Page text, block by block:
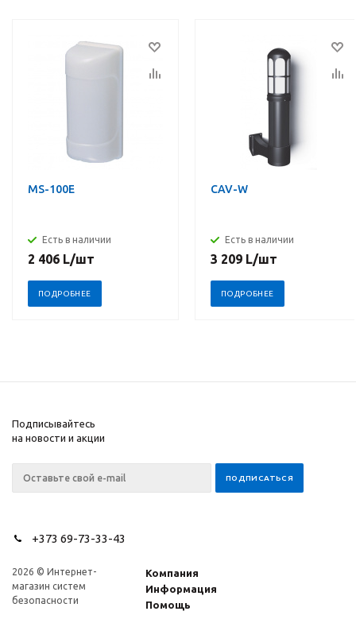
MS-100E
Есть в наличии
2 406 L/шт
ПОДРОБНЕЕ
CAV-W
Есть в наличии
3 209 L/шт
ПОДРОБНЕЕ
Подписывайтесь
на новости и акции
+373 69-73-33-43
2026 © Интернет-
магазин систем
безопасности
Компания
Информация
Помощь